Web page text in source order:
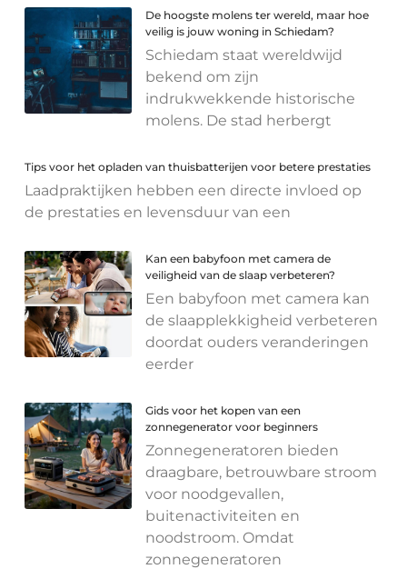
De hoogste molens ter wereld, maar hoe
veilig is jouw woning in Schiedam?
Schiedam staat wereldwijd
bekend om zijn
indrukwekkende historische
molens. De stad herbergt
Tips voor het opladen van thuisbatterijen voor betere prestaties
Laadpraktijken hebben een directe invloed op
de prestaties en levensduur van een
Kan een babyfoon met camera de
veiligheid van de slaap verbeteren?
Een babyfoon met camera kan
de slaapplekkigheid verbeteren
doordat ouders veranderingen
eerder
Gids voor het kopen van een
zonnegenerator voor beginners
Zonnegeneratoren bieden
draagbare, betrouwbare stroom
voor noodgevallen,
buitenactiviteiten en
noodstroom. Omdat
zonnegeneratoren